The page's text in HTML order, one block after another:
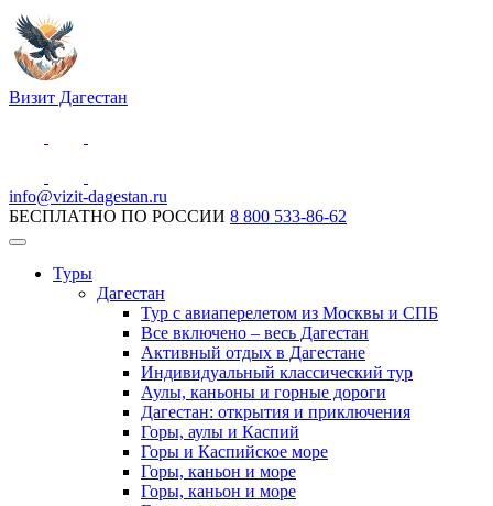
Визит Дагестан
info@vizit-dagestan.ru
БЕСПЛАТНО ПО РОССИИ 8 800 533-86-62
Туры
Дагестан
Тур с авиаперелетом из Москвы и СПБ
Все включено – весь Дагестан
Активный отдых в Дагестане
Индивидуальный классический тур
Аулы, каньоны и горные дороги
Дагестан: открытия и приключения
Горы, аулы и Каспий
Горы и Каспийское море
Горы, каньон и море
Горы, каньон и море